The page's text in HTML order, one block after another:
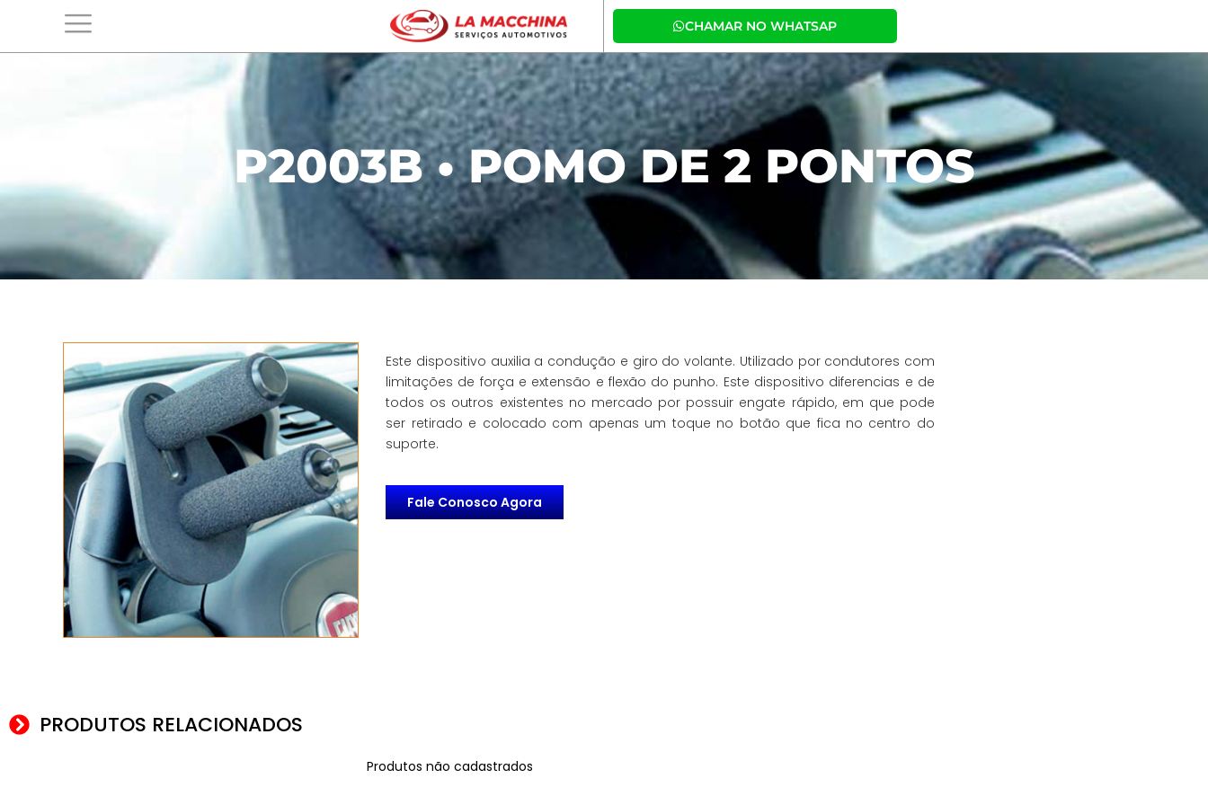
CHAMAR NO WHATSAP
P2003B • POMO DE 2 PONTOS
Este dispositivo auxilia a condução e giro do volante. Utilizado por condutores com
limitações de força e extensão e flexão do punho. Este dispositivo diferencias e de
todos os outros existentes no mercado por possuir engate rápido, em que pode
ser retirado e colocado com apenas um toque no botão que fica no centro do
suporte.
Fale Conosco Agora
PRODUTOS RELACIONADOS
Produtos não cadastrados